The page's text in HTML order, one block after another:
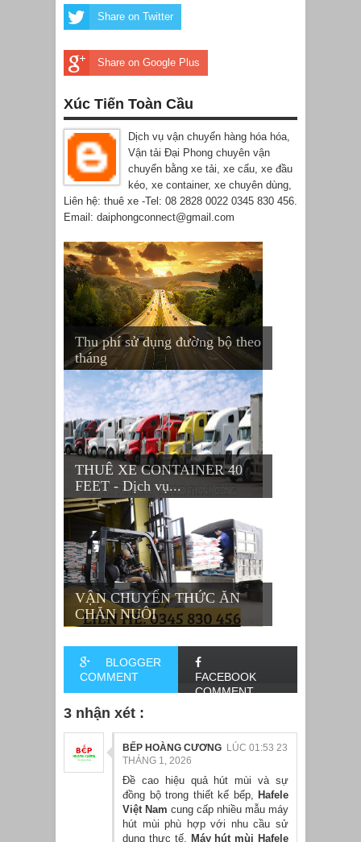
Share on Twitter
Share on Google Plus
Xúc Tiến Toàn Cầu
Dịch vụ vận chuyển hàng hóa hóa,
Vận tải Đại Phong chuyên vận
chuyển bằng xe tải, xe cẩu, xe đầu
kéo, xe container, xe chuyên dùng,
Liên hệ: thuê xe -Tel: 08 2828 0022 0345 830 456.
Email: daiphongconnect@gmail.com
Thu phí sử dụng đường bộ theo
tháng
THUÊ XE CONTAINER 40
FEET - Dịch vụ...
VẬN CHUYỂN THỨC ĂN
CHĂN NUÔI
BLOGGER
COMMENT
FACEBOOK
COMMENT
3 nhận xét :
BẾP HOÀNG CƯƠNG LÚC 01:53 23
THÁNG 1, 2026
Đề cao hiệu quả hút mùi và sự
đồng bộ trong thiết kế bếp, Hafele
Việt Nam cung cấp nhiều mẫu máy
hút mùi phù hợp với nhu cầu sử
dụng thực tế. Máy hút mùi Hafele